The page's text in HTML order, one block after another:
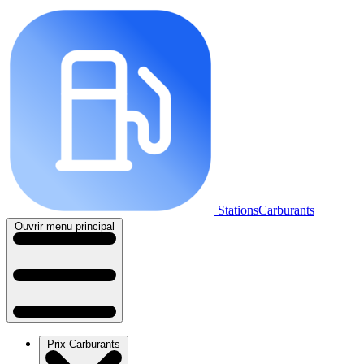
StationsCarburants
Ouvrir menu principal
Prix Carburants